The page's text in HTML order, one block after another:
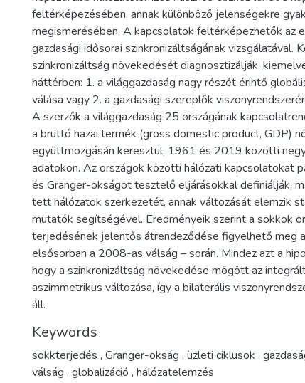
feltérképezésében, annak különböző jelenségekre
megismerésében. A kapcsolatok feltérképezhetők az
gazdasági idősorai szinkronizáltságának vizsgálatával.
szinkronizáltság növekedését diagnosztizálják,
háttérben: 1. a világgazdaság nagy részét érintő
válása vagy 2. a gazdasági szereplők
A szerzők a világgazdaság 25 országának
a bruttó hazai termék (gross domestic product, GDP)
együttmozgásán keresztül, 1961 és 2019 közötti
adatokon. Az országok közötti hálózati kapcsolatokat
és Granger-okságot tesztelő eljárásokkal definiálják,
tett hálózatok szerkezetét, annak változását elemzik
mutatók segítségével. Eredményeik szerint a sokkok
terjedésének jelentős átrendeződése figyelhető meg
elsősorban a 2008-as válság – során. Mindez azt a
hogy a szinkronizáltság növekedése mögött az
aszimmetrikus változása, így a bilaterális
áll.
Keywords
sokkterjedés , Granger-okság , üzleti ciklusok ,
válság , globalizáció , hálózatelemzés